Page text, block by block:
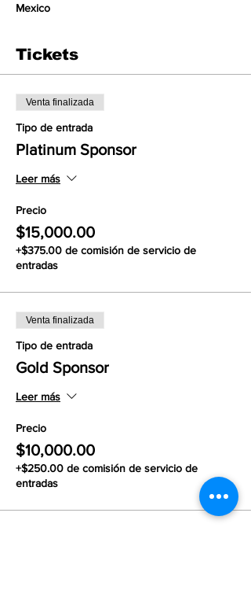
Mexico
Tickets
Venta finalizada
Tipo de entrada
Platinum Sponsor
Leer más
Precio
$15,000.00
+$375.00 de comisión de servicio de
entradas
Venta finalizada
Tipo de entrada
Gold Sponsor
Leer más
Precio
$10,000.00
+$250.00 de comisión de servicio de
entradas